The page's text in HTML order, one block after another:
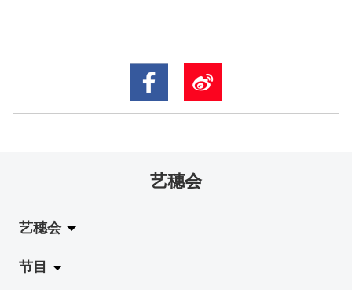
艺穗会
艺穗会
关于艺穗会
节目